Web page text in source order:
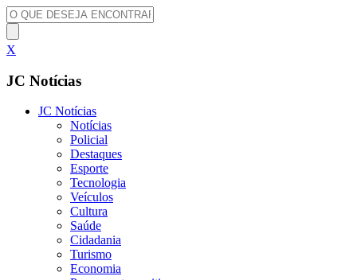
X
JC Notícias
JC Notícias
Notícias
Policial
Destaques
Esporte
Tecnologia
Veículos
Cultura
Saúde
Cidadania
Turismo
Economia